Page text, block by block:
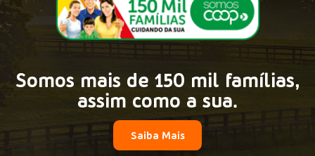
Somos mais de 150 mil famílias,
assim como a sua.
Saiba Mais